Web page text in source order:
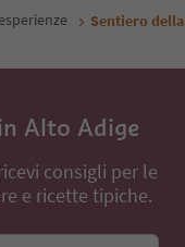
Sentiero
Alto Adige
consigli per le
e ricette tipiche.